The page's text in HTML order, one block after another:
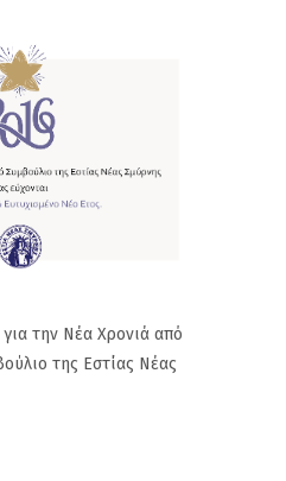
την Νέα Χρονιά από
της Εστίας Νέας